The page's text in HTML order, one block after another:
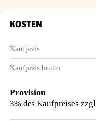
KOSTEN
Kaufpreis
Kaufpreis brutto
Provision
3% des Kaufpreises